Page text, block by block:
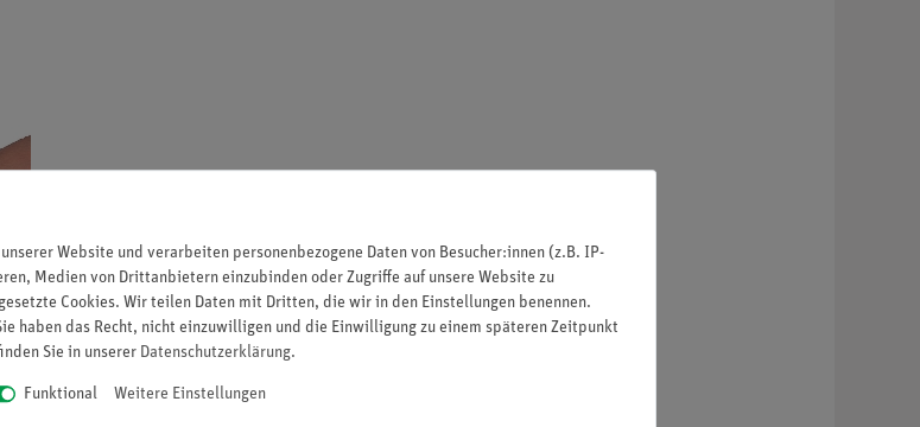
Website und verarbeiten personenbezogene Daten von Besucher:innen (z.B. IP-
Medien von Drittanbietern einzubinden oder Zugriffe auf unsere Website zu
Cookies. Wir teilen Daten mit Dritten, die wir in den Einstellungen benennen.
haben das Recht, nicht einzuwilligen und die Einwilligung zu einem späteren Zeitpunkt
Sie in unserer Daten­schutz­erklärung.
Funktional Weitere Einstellungen